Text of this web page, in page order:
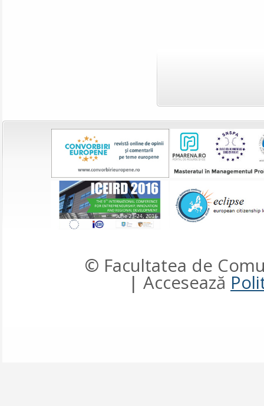
© Facultatea de
| Accesează